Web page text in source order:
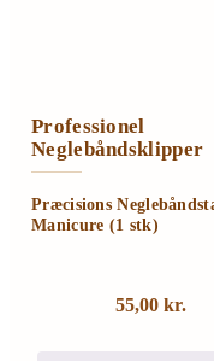
Professionel
Neglebåndsklipper
Præcisions
Manicure (1 stk)
55,00 kr.